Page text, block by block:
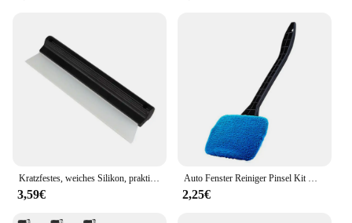
3,59€ 2,25€